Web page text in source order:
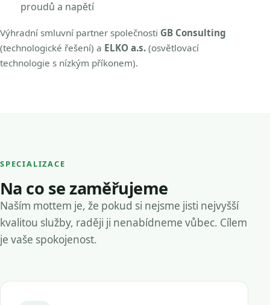
proudů a napětí
Výhradní smluvní partner společnosti GB Consulting
(technologické řešení) a ELKO a.s. (osvětlovací
technologie s nízkým příkonem).
SPECIALIZACE
Na co se zaměřujeme
Naším mottem je, že pokud si nejsme jisti nejvyšší
kvalitou služby, raději ji nenabídneme vůbec. Cílem
je vaše spokojenost.